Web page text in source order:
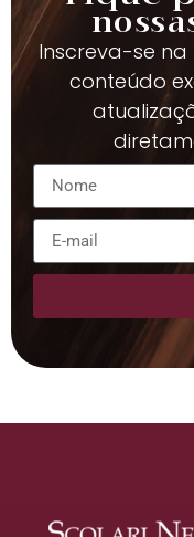
Inscreva-se
conteúdo